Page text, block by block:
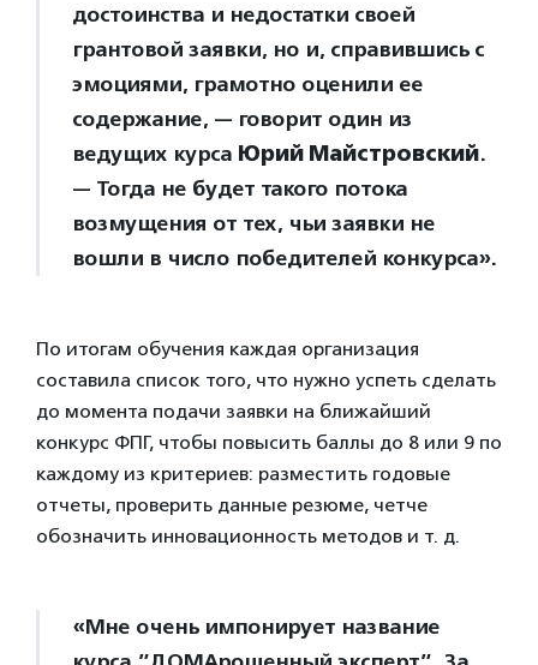
достоинства и недостатки своей
грантовой заявки, но и, справившись с
эмоциями, грамотно оценили ее
содержание, — говорит один из
ведущих курса Юрий Майстровский.
— Тогда не будет такого потока
возмущения от тех, чьи заявки не
вошли в число победителей конкурса».
По итогам обучения каждая организация
составила список того, что нужно успеть сделать
до момента подачи заявки на ближайший
конкурс ФПГ, чтобы повысить баллы до 8 или 9 по
каждому из критериев: разместить годовые
отчеты, проверить данные резюме, четче
обозначить инновационность методов и т. д.
«Мне очень импонирует название